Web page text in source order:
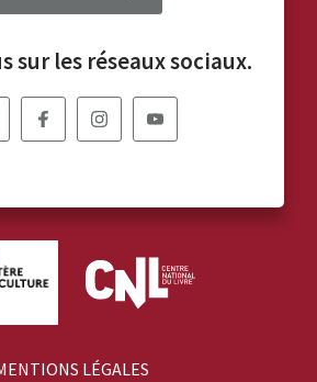
sur les réseaux sociaux.
Nous
Nous
Nous
LÉGALES